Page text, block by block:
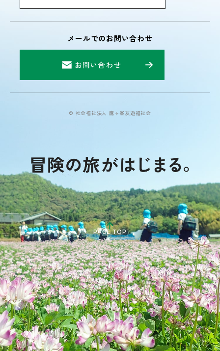
メールでのお問い合わせ
お問い合わせ
© 社会福祉法人 鷹ヶ峯友遊福祉会
PAGE TOP